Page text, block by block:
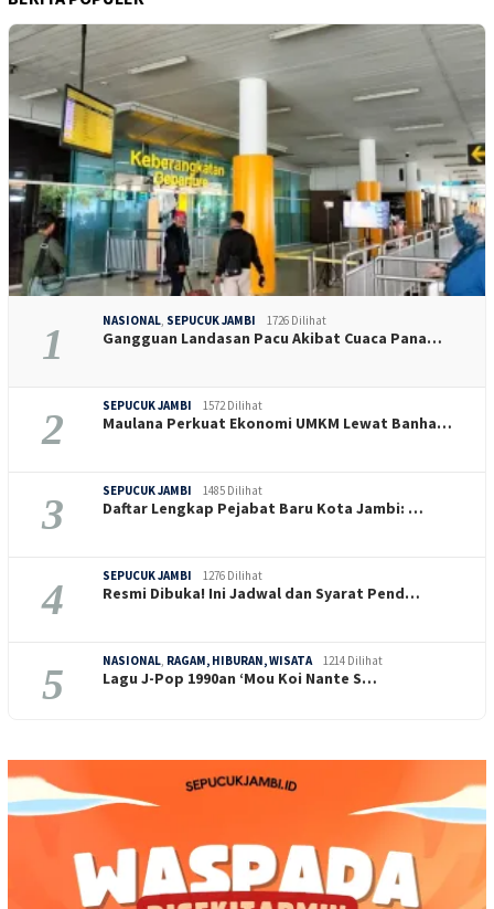
1 NASIONAL SEPUCUK JAMBI 1726 Dilihat
Gangguan Landasan Pacu Akibat Cuaca Pana…
2 SEPUCUK JAMBI 1572 Dilihat
Maulana Perkuat Ekonomi UMKM Lewat Banha…
3 SEPUCUK JAMBI 1485 Dilihat
Daftar Lengkap Pejabat Baru Kota Jambi: …
4 SEPUCUK JAMBI 1276 Dilihat
Resmi Dibuka! Ini Jadwal dan Syarat Pend…
5 NASIONAL RAGAM, HIBURAN, WISATA 1214 Dilihat
Lagu J-Pop 1990an ‘Mou Koi Nante S…